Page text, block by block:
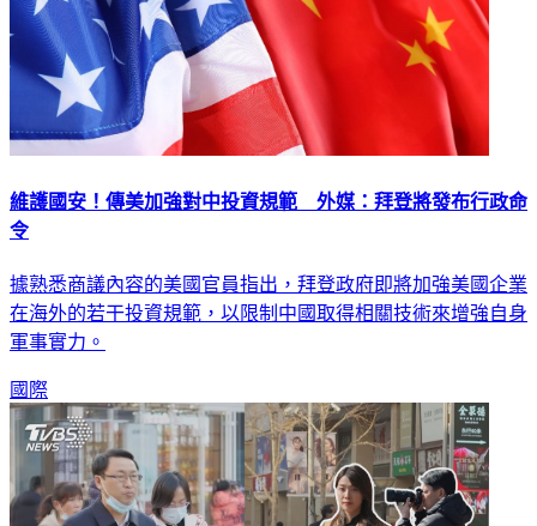
維護國安！傳美加強對中投資規範 外媒：拜登將發布行政命
令
據熟悉商議內容的美國官員指出，拜登政府即將加強美國企業
在海外的若干投資規範，以限制中國取得相關技術來增強自身
軍事實力。
國際